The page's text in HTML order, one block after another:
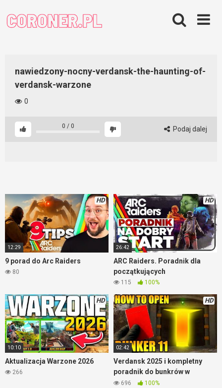
content
nawiedzony-nocny-verdansk-the-haunting-of-
verdansk-warzone
0
0 / 0 Podaj dalej
HD
12:29
9 porad do Arc Raiders
80
HD
26:42
ARC Raiders. Poradnik dla
początkujących
115 100%
HD
10:10
Aktualizacja Warzone 2026
266
HD
02:42
Verdansk 2025 i kompletny
poradnik do bunkrów w
Warzone
696 100%